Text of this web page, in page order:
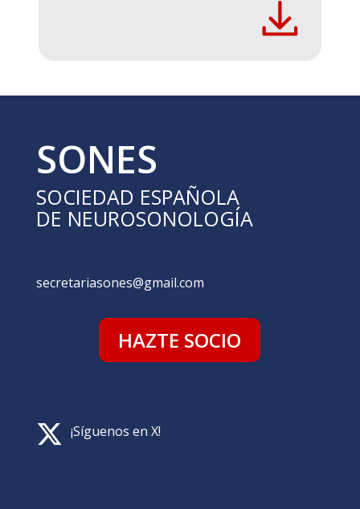
SONES
SOCIEDAD ESPAÑOLA
DE NEUROSONOLOGÍA
secretariasones@gmail.com
HAZTE SOCIO
¡Síguenos en X!